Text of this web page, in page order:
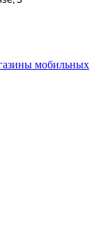
мобильных